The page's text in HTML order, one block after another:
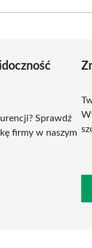
Sprawdź
firmy w naszym